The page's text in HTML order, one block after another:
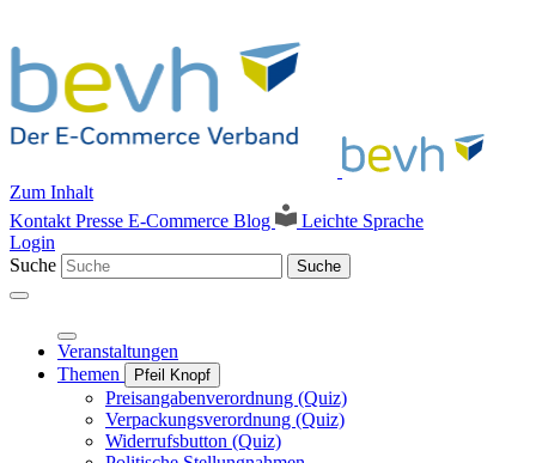
Zum Inhalt
Kontakt Presse E-Commerce Blog
Leichte Sprache
Login
Suche
Suche
Veranstaltungen
Themen
Pfeil Knopf
Preisangabenverordnung (Quiz)
Verpackungsverordnung (Quiz)
Widerrufsbutton (Quiz)